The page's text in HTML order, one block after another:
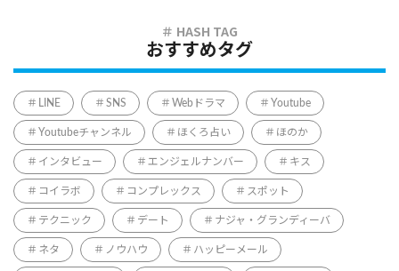
おすすめタグ
LINE SNS Webドラマ Youtube
Youtubeチャンネル ほくろ占い ほのか
インタビュー エンジェルナンバー キス
コイラボ コンプレックス スポット
テクニック デート ナジャ・グランディーバ
ネタ ノウハウ ハッピーメール